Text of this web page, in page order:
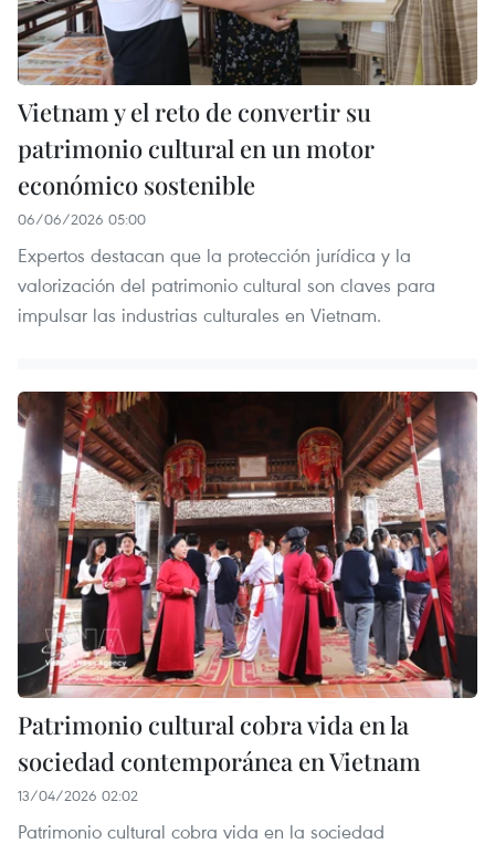
Vietnam y el reto de convertir su
patrimonio cultural en un motor
económico sostenible
06/06/2026 05:00
Expertos destacan que la protección jurídica y la
valorización del patrimonio cultural son claves para
impulsar las industrias culturales en Vietnam.
Patrimonio cultural cobra vida en la
sociedad contemporánea en Vietnam
13/04/2026 02:02
Patrimonio cultural cobra vida en la sociedad